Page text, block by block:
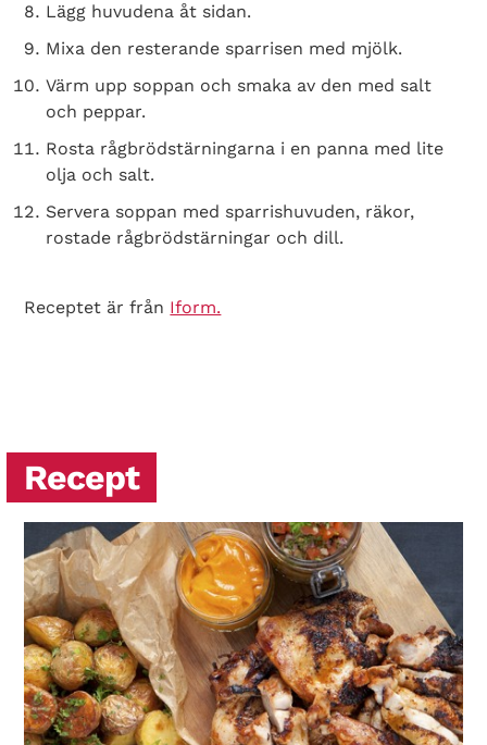
Lägg huvudena åt sidan.
Mixa den resterande sparrisen med mjölk.
Värm upp soppan och smaka av den med salt
och peppar.
Rosta rågbrödstärningarna i en panna med lite
olja och salt.
Servera soppan med sparrishuvuden, räkor,
rostade rågbrödstärningar och dill.
Receptet är från Iform.
Recept